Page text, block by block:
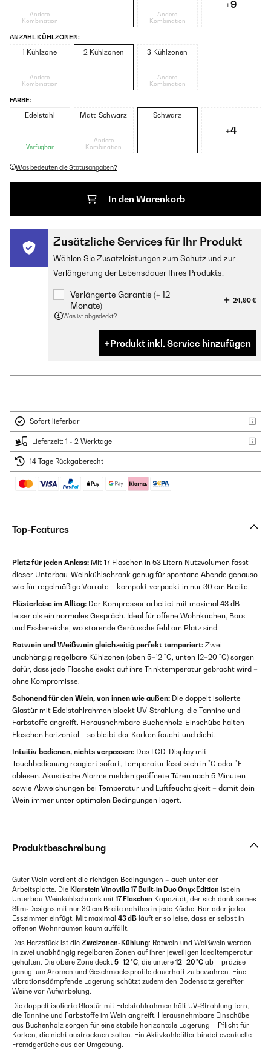
Andere
Kombination
Andere
Kombination
+9
ANZAHL KÜHLZONEN:
1 Kühlzone
Andere
Kombination
2 Kühlzonen 3 Kühlzonen
Andere
Kombination
FARBE:
Edelstahl
Verfügbar
Matt-Schwarz
Andere
Kombination
Schwarz
+4
Was bedeuten die Statusangaben?
In den Warenkorb
Zusätzliche Services für Ihr Produkt
Wählen Sie Zusatzleistungen zum Schutz und zur
Verlängerung der Lebensdauer Ihres Produkts.
Verlängerte Garantie (+ 12
Monate)
24,90 €
Was ist abgedeckt?
Produkt inkl. Service hinzufügen
Sofort lieferbar
Lieferzeit: 1 - 2 Werktage
14 Tage Rückgaberecht
Top-Features
Platz für jeden Anlass: Mit 17 Flaschen in 53 Litern Nutzvolumen fasst
dieser Unterbau-Weinkühlschrank genug für spontane Abende genauso
wie für regelmäßige Vorräte – kompakt verpackt in nur 30 cm Breite.
Flüsterleise im Alltag: Der Kompressor arbeitet mit maximal 43 dB –
leiser als ein normales Gespräch. Ideal für offene Wohnküchen, Bars
und Essbereiche, wo störende Geräusche fehl am Platz sind.
Rotwein und Weißwein gleichzeitig perfekt temperiert: Zwei
unabhängig regelbare Kühlzonen (oben 5–12 °C, unten 12–20 °C) sorgen
dafür, dass jede Flasche exakt auf ihre Trinktemperatur gebracht wird –
ohne Kompromisse.
Schonend für den Wein, von innen wie außen: Die doppelt isolierte
Glastür mit Edelstahlrahmen blockt UV-Strahlung, die Tannine und
Farbstoffe angreift. Herausnehmbare Buchenholz-Einschübe halten
Flaschen horizontal – so bleibt der Korken feucht und dicht.
Intuitiv bedienen, nichts verpassen: Das LCD-Display mit
Touchbedienung reagiert sofort, Temperatur lässt sich in °C oder °F
ablesen. Akustische Alarme melden geöffnete Türen nach 5 Minuten
sowie Abweichungen bei Temperatur und Luftfeuchtigkeit – damit dein
Wein immer unter optimalen Bedingungen lagert.
Produktbeschreibung
Guter Wein verdient die richtigen Bedingungen – auch unter der
Arbeitsplatte. Die Klarstein Vinovilla 17 Built-in Duo Onyx Edition ist ein
Unterbau-Weinkühlschrank mit 17 Flaschen Kapazität, der sich dank seines
Slim-Designs mit nur 30 cm Breite nahtlos in jede Küche, Bar oder jedes
Esszimmer einfügt. Mit maximal 43 dB läuft er so leise, dass er selbst in
offenen Wohnräumen kaum auffällt.
Das Herzstück ist die Zweizonen-Kühlung: Rotwein und Weißwein werden
in zwei unabhängig regelbaren Zonen auf ihrer jeweiligen Idealtemperatur
gehalten. Die obere Zone deckt 5–12 °C, die untere 12–20 °C ab – präzise
genug, um Aromen und Geschmacksprofile dauerhaft zu bewahren. Eine
vibrationsdämpfende Lagerung schützt zudem den Bodensatz gereifter
Weine vor Aufwirbelung.
Die doppelt isolierte Glastür mit Edelstahlrahmen hält UV-Strahlung fern,
die Tannine und Farbstoffe im Wein angreift. Herausnehmbare Einschübe
aus Buchenholz sorgen für eine stabile horizontale Lagerung – Pflicht für
Korken, die nicht austrocknen sollen. Ein Aktivkohlefilter bindet eventuelle
Fremdgerüche aus der Umgebung.